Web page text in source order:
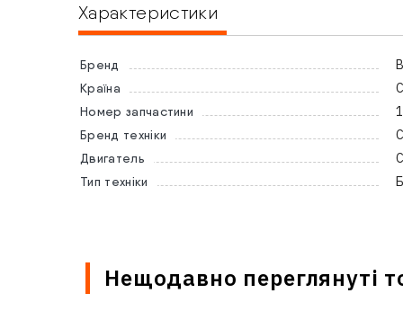
Характеристики
Бренд
Країна
Номер запчастини
Бренд техніки
Двигатель
Тип техніки
Нещодавно переглянуті